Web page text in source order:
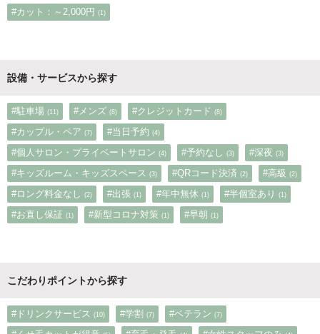
#カット：～2,000円 (1)
設備・サービスから探す
#駐車場 (11) #メンズ (8) #クレジットカード (8)
#カップル・ペア (7) #当日予約 (4)
#個人サロン・プライベートサロン (4) #予約なし (3) #深夜 (3)
#キッズルーム・キッズスペース (3) #QRコード決済 (2) #高級 (2)
#ロング料金なし (2) #出張 (1) #年中無休 (1) #半個室あり (1)
#お直し保証 (1) #新型コロナ対策 (1) #早朝 (1)
こだわりポイントから探す
#ドリンクサービス (10) #学割 (7) #ベテラン (7)